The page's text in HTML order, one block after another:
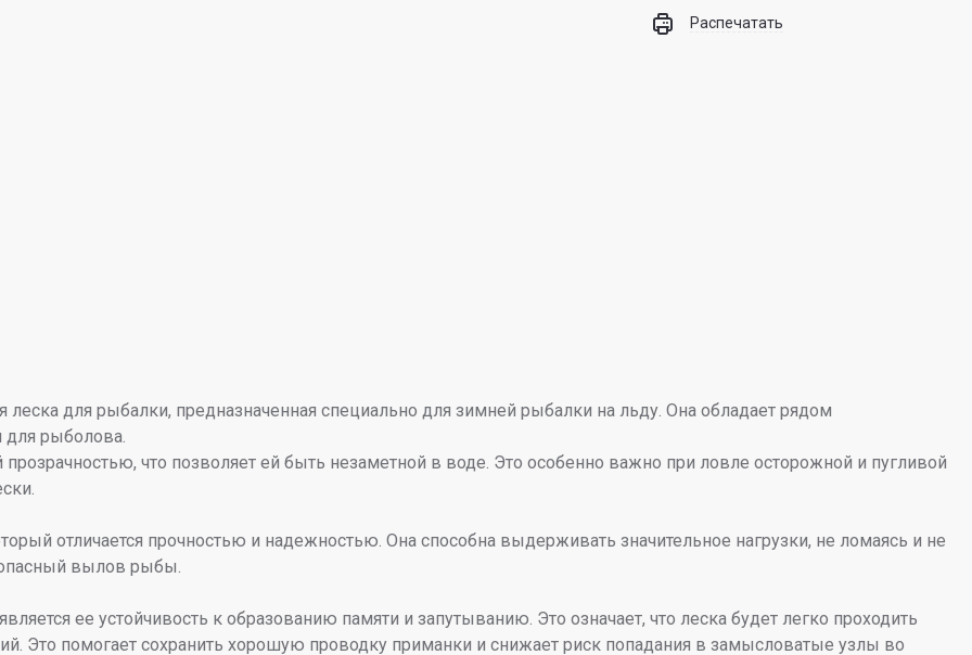
Распечатать
леска для рыбалки, предназначенная специально для зимней рыбалки на льду. Она обладает рядом
рыболова.
прозрачностью, что позволяет ей быть незаметной в воде. Это особенно важно при ловле осторожной и пугливой
отличается прочностью и надежностью. Она способна выдерживать значительное нагрузки, не ломаясь и не
вылов рыбы.
ее устойчивость к образованию памяти и запутыванию. Это означает, что леска будет легко проходить
Это помогает сохранить хорошую проводку приманки и снижает риск попадания в замысловатые узлы во